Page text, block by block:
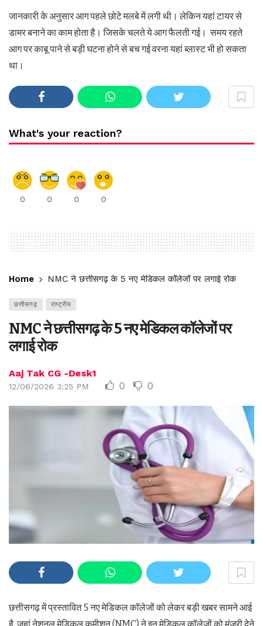
जानकारी के अनुसार आग पहले छोटे मलबे में लगी थी। लेकिन यहां टायर से
डामर बनाने का काम होता है। जिसके चलते ये आग फैलती गई। समय रहते
आग पर काबू पाने से बड़ी घटना होने से बच गई वरना यहां ब्लास्ट भी हो सकता
था।
What's your reaction?
0 0 0 0
Home NMC ने छत्तीसगढ़ के 5 नए मेडिकल कॉलेजों पर लगाई रोक
छत्तीसगढ़ राष्ट्रीय
NMC ने छत्तीसगढ़ के 5 नए मेडिकल कॉलेजों पर
लगाई रोक
Aaj Tak CG -Desk1
12/06/2026 3:25 PM 0 0
छत्तीसगढ़ में प्रस्तावित 5 नए मेडिकल कॉलेजों को लेकर बड़ी खबर सामने आई